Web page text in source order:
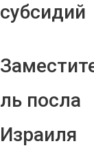
субсидий
ль посла
Израиля